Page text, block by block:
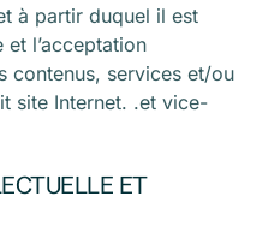
à partir duquel il est
l’acceptation
contenus, services et/ou
site Internet. .et vice-
ET